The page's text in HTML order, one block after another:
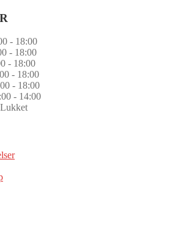
- 18:00
- 18:00
- 18:00
- 18:00
- 18:00
- 14:00